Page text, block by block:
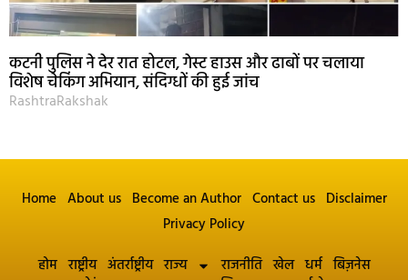
कटनी पुलिस ने देर रात होटल, गेस्ट हाउस और ढाबों पर चलाया
विशेष चेकिंग अभियान, संदिग्धों की हुई जांच
RashtraRakshak
Home About us Become an Author Contact us Disclaimer
Privacy Policy
होम राष्ट्रीय अंतर्राष्ट्रीय राज्य राजनीति खेल धर्म बिज़नेस